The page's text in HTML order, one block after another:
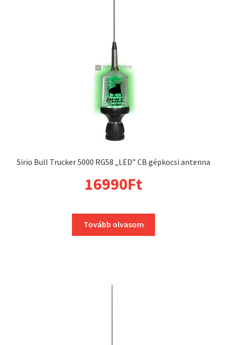
Sirio Bull Trucker 5000 RG58 „LED” CB gépkocsi antenna
16990Ft
Tovább olvasom